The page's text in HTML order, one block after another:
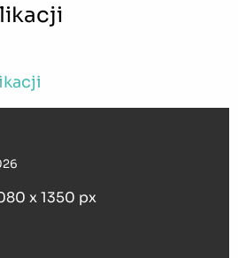
x 1350 px